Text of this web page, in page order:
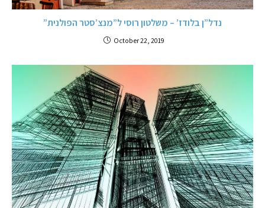
נדל”ן בלודז’ – משלטון רוסי ל”מנצ’סטר הפולנית”
October 22, 2019